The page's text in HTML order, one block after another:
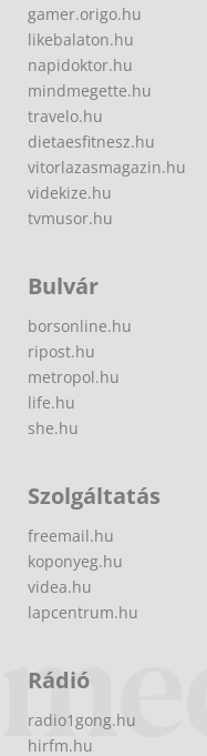
gamer.origo.hu
likebalaton.hu
napidoktor.hu
mindmegette.hu
travelo.hu
dietaesfitnesz.hu
vitorlazasmagazin.hu
videkize.hu
tvmusor.hu
Bulvár
borsonline.hu
ripost.hu
metropol.hu
life.hu
she.hu
Szolgáltatás
freemail.hu
koponyeg.hu
videa.hu
lapcentrum.hu
Rádió
radio1gong.hu
hirfm.hu